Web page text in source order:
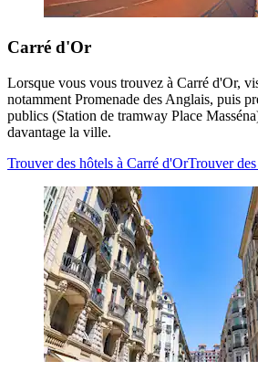
Carré d'Or
Lorsque vous vous trouvez à Carré d'Or,
notamment Promenade des Anglais, puis
publics (Station de tramway Place
davantage la ville.
Trouver des hôtels à Carré d'OrTrouver